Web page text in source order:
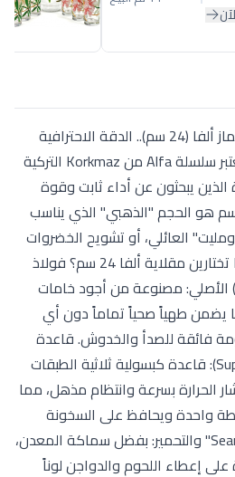
مقلاية ستانلس ستيل كوركماز ألفا (24 سم).. الدقة الاحترافية
والمتانة التي تعيش للأبد تعتبر سلسلة Alfa من Korkmaz التركية
يبحثون عن أداء ثابت وقوة
استثنائية. مقاس 24 سم هو الحجم "الذهبي" الذي يناسب
العائلي، أو تشويح الخضروات
بسرعة وكفاءة عالية. لماذا تختارين مقلاية ألفا 24 سم؟ فولاذ
مقاوم للصدأ (Cr-Ni 18/10) الأصلي: مصنوعة من أجود خامات
يضمن طهياً صحياً تماماً دون أي
فائقة للصدأ والخدوش. قاعدة
التوزيع الحراري (Super Capsule): قاعدة كبسولية ثلاثية الطبقات
الحرارة بسرعة وانتظام مذهل، مما
واحدة ويحافظ على السخونة
لفترة طويلة. مثالية للـ "Searing" والتحمير: بفضل سماكة المعدن،
إعطاء اللحوم والدواجن لوناً